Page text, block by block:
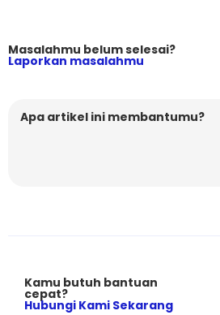
Masalahmu belum selesai?
Laporkan masalahmu
Apa artikel ini membantumu?
Kamu butuh bantuan
cepat?
Hubungi Kami Sekarang